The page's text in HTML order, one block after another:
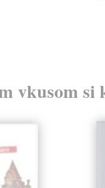
vkusom